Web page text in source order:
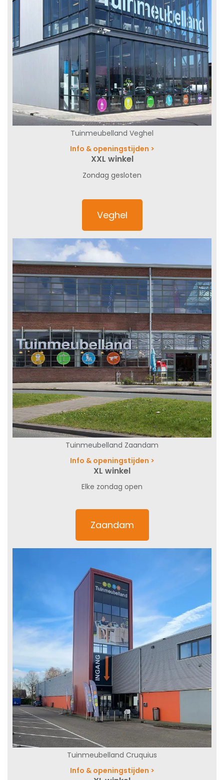
Tuinmeubelland Veghel
Info & openingstijden >
XXL winkel
Zondag gesloten
Veghel
Tuinmeubelland Zaandam
Info & openingstijden >
XL winkel
Elke zondag open
Zaandam
Tuinmeubelland Cruquius
Info & openingstijden >